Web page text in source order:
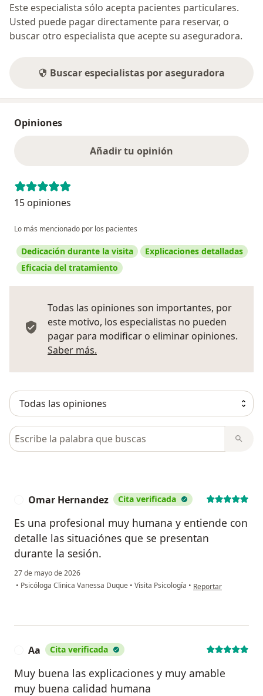
Este especialista sólo acepta pacientes particulares.
Usted puede pagar directamente para reservar, o
buscar otro especialista que acepte su aseguradora.
Buscar especialistas por aseguradora
Opiniones
Añadir tu opinión
15 opiniones
Lo más mencionado por los pacientes
Dedicación durante la visita
Explicaciones detalladas
Eficacia del tratamiento
Todas las opiniones son importantes, por
este motivo, los especialistas no pueden
pagar para modificar o eliminar opiniones.
Saber más.
Busca en opiniones
Omar Hernandez Cita verificada
Es una profesional muy humana y entiende con
detalle las situaciónes que se presentan
durante la sesión.
27 de mayo de 2026
• Psicóloga Clinica Vanessa Duque • Visita Psicología • en opinión del
Reportar
Aa Cita verificada
Muy buena las explicaciones y muy amable
muy buena calidad humana